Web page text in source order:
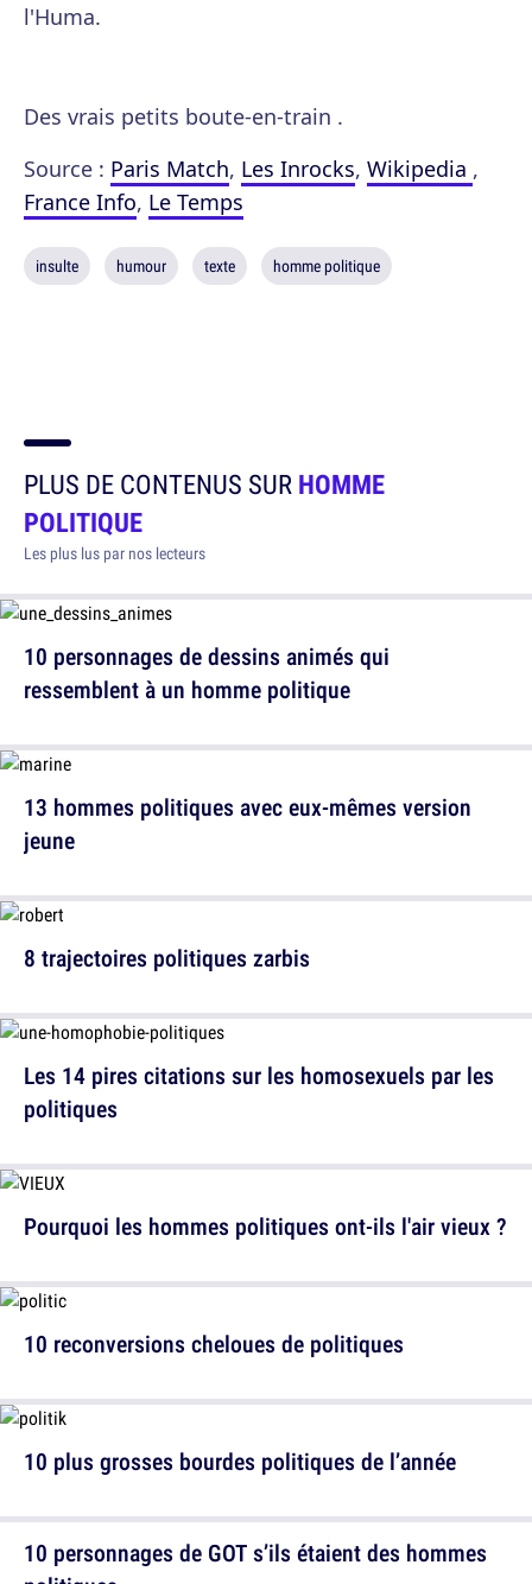
l'Huma.
Des vrais petits boute-en-train .
Source : Paris Match, Les Inrocks, Wikipedia ,
France Info, Le Temps
insulte humour texte homme politique
PLUS DE CONTENUS SURHOMME
POLITIQUE
Les plus lus par nos lecteurs
10 personnages de dessins animés qui
ressemblent à un homme politique
8 trajectoires politiques zarbis
Pourquoi les hommes politiques ont-ils l'air vieux ?
10 plus grosses bourdes politiques de l’année
10 personnages de GOT s’ils étaient des hommes
13 hommes politiques avec eux-mêmes version
jeune
Les 14 pires citations sur les homosexuels par les
politiques
10 reconversions cheloues de politiques